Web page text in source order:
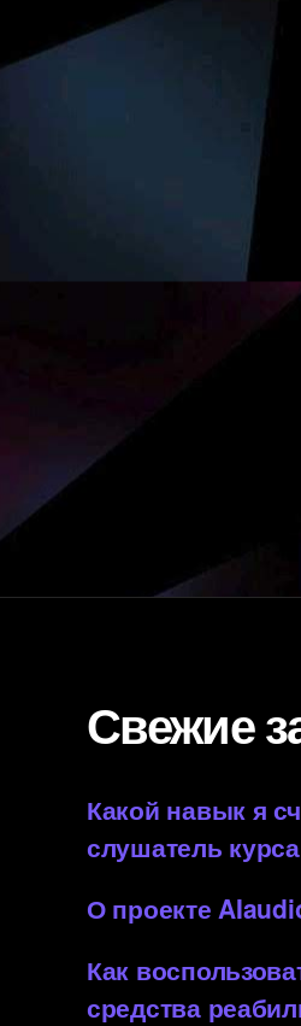
Свежие
Какой навык я
слушатель
О проекте
Как
средства